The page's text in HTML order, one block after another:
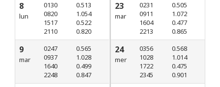
8
lun
0130
0820
1517
2110
0.513
1.054
0.522
0.820
9
mar
0247
0937
1640
2248
0.565
1.028
0.499
0.847
23
mar
0231
0911
1604
2213
0.505
1.072
0.477
0.865
24
mer
0356
1028
1722
2345
0.568
1.014
0.475
0.901